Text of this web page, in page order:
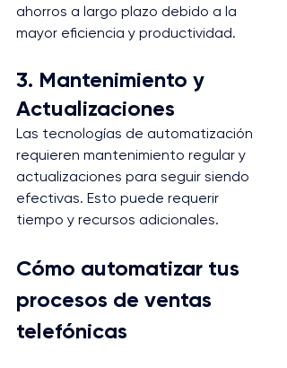
ahorros a largo plazo debido a la
mayor eficiencia y productividad.
3. Mantenimiento y
Actualizaciones
Las tecnologías de automatización
requieren mantenimiento regular y
actualizaciones para seguir siendo
efectivas. Esto puede requerir
tiempo y recursos adicionales.
Cómo automatizar tus
procesos de ventas
telefónicas